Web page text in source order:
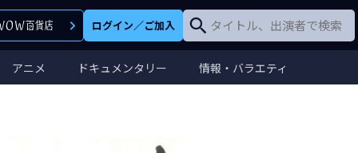
ログイン／ご加入
アニメ ドキュメンタリー 情報・バラエティ